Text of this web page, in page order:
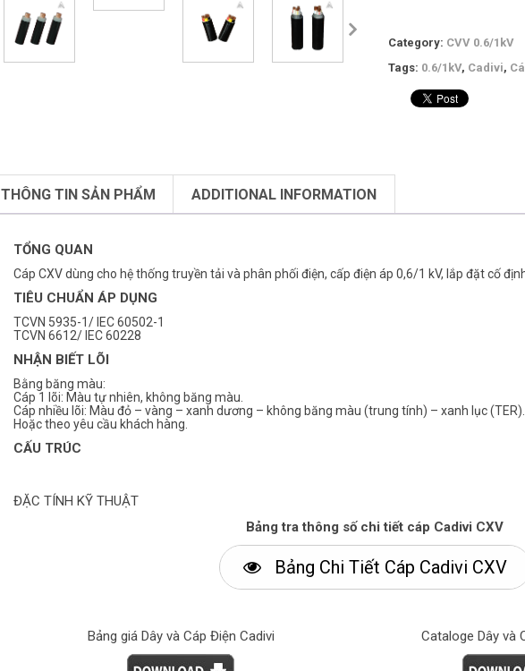
Category: CVV 0.6/1kV
Tags: 0.6/1kV, Cadivi,
THÔNG TIN SẢN PHẨM ADDITIONAL INFORMATION
TỔNG QUAN
Cáp CXV dùng cho hệ thống truyền tải và phân phối điện, cấp điện áp 0,6/1 kV, lắp đặt cố
TIÊU CHUẨN ÁP DỤNG
TCVN 5935-1/ IEC 60502-1
TCVN 6612/ IEC 60228
NHẬN BIẾT LÕI
Bằng băng màu:
Cáp 1 lõi: Màu tự nhiên, không băng màu.
Cáp nhiều lõi: Màu đỏ – vàng – xanh dương – không băng màu (trung tính) – xanh lục (TER).
Hoặc theo yêu cầu khách hàng.
CẤU TRÚC
ĐẶC TÍNH KỸ THUẬT
Bảng tra thông số chi tiết cáp Cadivi CXV
Bảng Chi Tiết Cáp Cadivi CXV
Bảng giá Dây và Cáp Điện Cadivi Cataloge Dây và